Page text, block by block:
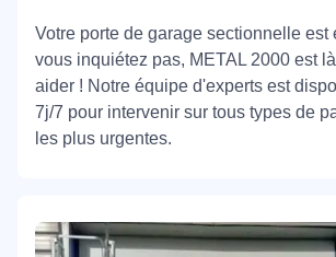
Votre porte de garage sectionnelle est
vous inquiétez pas, METAL 2000 est
aider ! Notre équipe d'experts est
7j/7 pour intervenir sur tous types de
les plus urgentes.